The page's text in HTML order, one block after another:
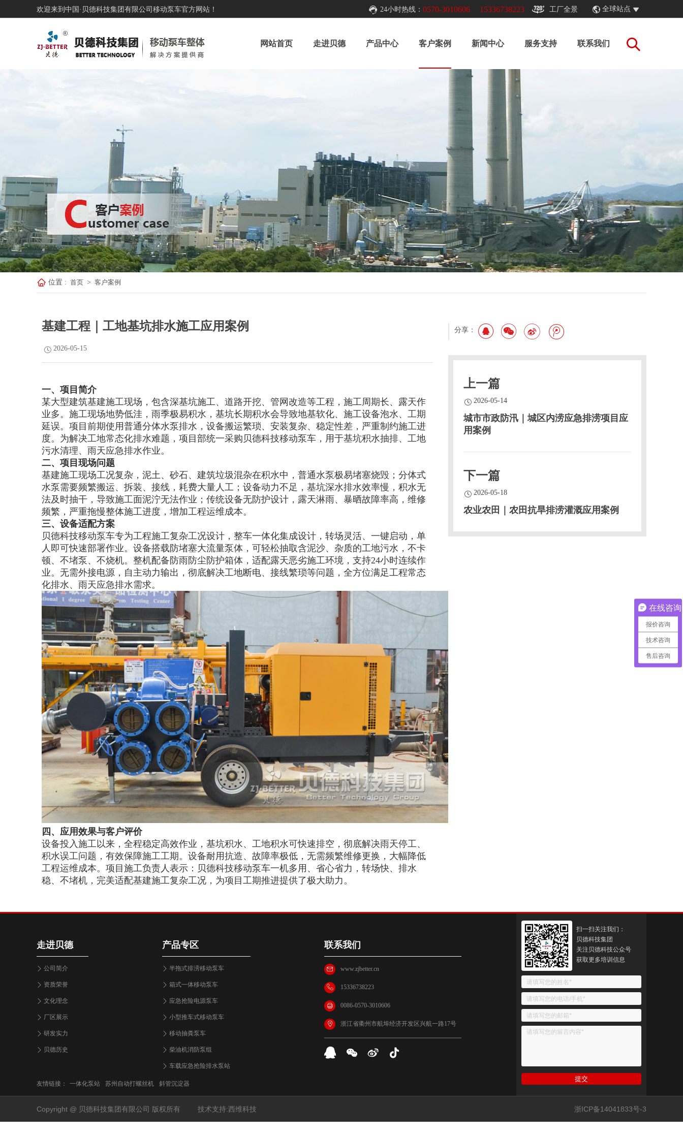
欢迎来到中国·贝德科技集团有限公司移动泵车官方网站！ 全球站点
工厂全景
24小时热线： 0570-3010606 15336738223
网站首页 走进贝德 产品中心 客户案例 新闻中心 服务支持 联系我们
位置 : 首页 > 客户案例
基建工程｜工地基坑排水施工应用案例
2026-05-15
一、项目简介
某大型建筑基建施工现场，包含深基坑施工、道路开挖、管网改造等工程，施工周期长、露天作
业多。施工现场地势低洼，雨季极易积水，基坑长期积水会导致地基软化、施工设备泡水、工期
延误。项目前期使用普通分体水泵排水，设备搬运繁琐、安装复杂、稳定性差，严重制约施工进
度。为解决工地常态化排水难题，项目部统一采购贝德科技移动泵车，用于基坑积水抽排、工地
污水清理、雨天应急排水作业。
二、项目现场问题
基建施工现场工况复杂，泥土、砂石、建筑垃圾混杂在积水中，普通水泵极易堵塞烧毁；分体式
水泵需要频繁搬运、拆装、接线，耗费大量人工；设备动力不足，基坑深水排水效率慢，积水无
法及时抽干，导致施工面泥泞无法作业；传统设备无防护设计，露天淋雨、暴晒故障率高，维修
频繁，严重拖慢整体施工进度，增加工程运维成本。
三、设备适配方案
贝德科技移动泵车专为工程施工复杂工况设计，整车一体化集成设计，转场灵活、一键启动，单
人即可快速部署作业。设备搭载防堵塞大流量泵体，可轻松抽取含泥沙、杂质的工地污水，不卡
顿、不堵泵、不烧机。整机配备防雨防尘防护箱体，适配露天恶劣施工环境，支持24小时连续作
业。无需外接电源，自主动力输出，彻底解决工地断电、接线繁琐等问题，全方位满足工程常态
化排水、雨天应急排水需求。
四、应用效果与客户评价
设备投入施工以来，全程稳定高效作业，基坑积水、工地积水可快速排空，彻底解决雨天停工、
积水误工问题，有效保障施工工期。设备耐用抗造、故障率极低，无需频繁维修更换，大幅降低
工程运维成本。项目施工负责人表示：贝德科技移动泵车一机多用、省心省力，转场快、排水
稳、不堵机，完美适配基建施工复杂工况，为项目工期推进提供了极大助力。
分享：
上一篇
2026-05-14
城市市政防汛｜城区内涝应急排涝项目应
用案例
下一篇
2026-05-18
农业农田｜农田抗旱排涝灌溉应用案例
走进贝德
公司简介
资质荣誉
文化理念
厂区展示
研发实力
贝德历史
产品专区
半拖式排涝移动泵车
箱式一体移动泵车
应急抢险电源泵车
小型推车式移动泵车
移动抽粪泵车
柴油机消防泵组
车载应急抢险排水泵站
联系我们
www.zjbetter.cn
15336738223
0086-0570-3010606
浙江省衢州市航埠经济开发区兴航一路17号
扫一扫关注我们：
贝德科技集团
关注贝德科技公众号
获取更多培训信息
友情链接： 一体化泵站 苏州自动打螺丝机 斜管沉淀器
Copyright @ 贝德科技集团有限公司 版权所有 技术支持:西维科技 浙ICP备14041833号-3
在线咨询
报价咨询
技术咨询
售后咨询